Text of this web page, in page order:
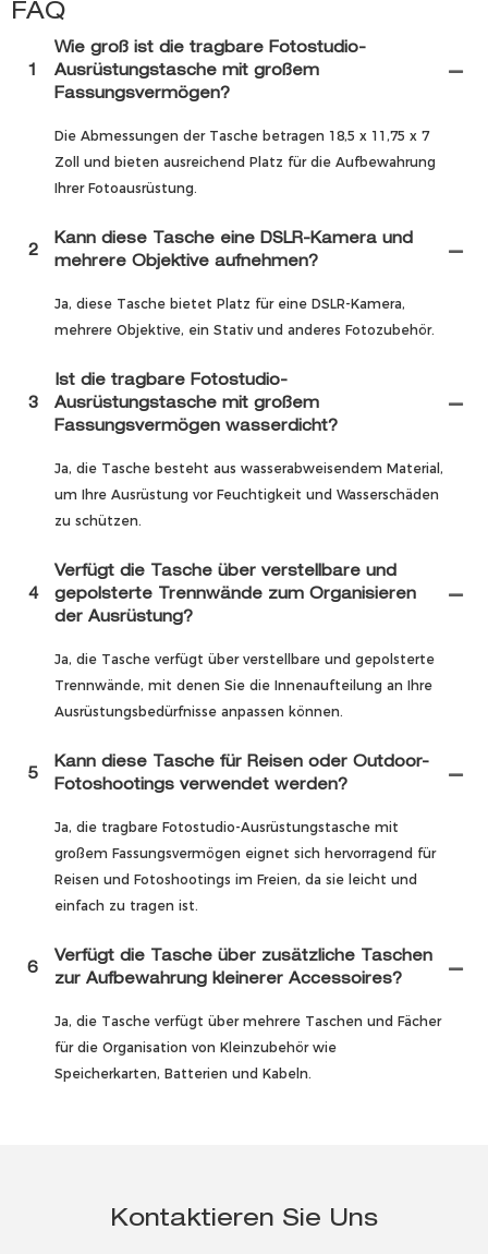
FAQ
1
Wie groß ist die tragbare Fotostudio-
Ausrüstungstasche mit großem
Fassungsvermögen?
Die Abmessungen der Tasche betragen 18,5 x 11,75 x 7
Zoll und bieten ausreichend Platz für die Aufbewahrung
Ihrer Fotoausrüstung.
2
Kann diese Tasche eine DSLR-Kamera und
mehrere Objektive aufnehmen?
Ja, diese Tasche bietet Platz für eine DSLR-Kamera,
mehrere Objektive, ein Stativ und anderes Fotozubehör.
3
Ist die tragbare Fotostudio-
Ausrüstungstasche mit großem
Fassungsvermögen wasserdicht?
Ja, die Tasche besteht aus wasserabweisendem Material,
um Ihre Ausrüstung vor Feuchtigkeit und Wasserschäden
zu schützen.
4
Verfügt die Tasche über verstellbare und
gepolsterte Trennwände zum Organisieren
der Ausrüstung?
Ja, die Tasche verfügt über verstellbare und gepolsterte
Trennwände, mit denen Sie die Innenaufteilung an Ihre
Ausrüstungsbedürfnisse anpassen können.
5
Kann diese Tasche für Reisen oder Outdoor-
Fotoshootings verwendet werden?
Ja, die tragbare Fotostudio-Ausrüstungstasche mit
großem Fassungsvermögen eignet sich hervorragend für
Reisen und Fotoshootings im Freien, da sie leicht und
einfach zu tragen ist.
6
Verfügt die Tasche über zusätzliche Taschen
zur Aufbewahrung kleinerer Accessoires?
Ja, die Tasche verfügt über mehrere Taschen und Fächer
für die Organisation von Kleinzubehör wie
Speicherkarten, Batterien und Kabeln.
Kontaktieren Sie Uns